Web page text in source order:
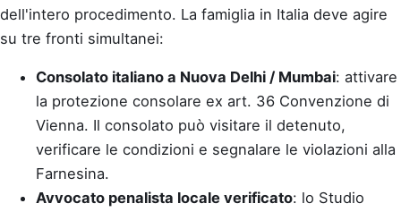
dell'intero procedimento. La famiglia in Italia deve agire
su tre fronti simultanei:
Consolato italiano a Nuova Delhi / Mumbai: attivare
la protezione consolare ex art. 36 Convenzione di
Vienna. Il consolato può visitare il detenuto,
verificare le condizioni e segnalare le violazioni alla
Farnesina.
Avvocato penalista locale verificato: lo Studio